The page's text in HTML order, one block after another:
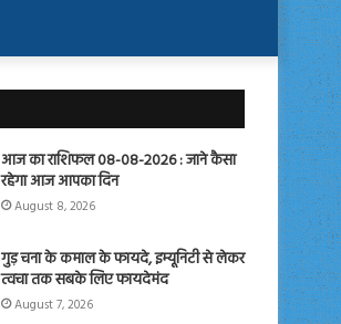
आज का राशिफल 08-08-2026 : जाने कैसा
रहेगा आज आपका दिन
August 8, 2026
गुड़ चना के कमाल के फायदे, इम्यूनिटी से लेकर
त्वचा तक सबके लिए फायदेमंद
August 7, 2026